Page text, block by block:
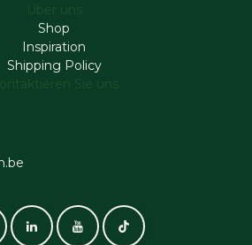
Über uns
Shop
Inspiration
Shipping Policy
Sie uns